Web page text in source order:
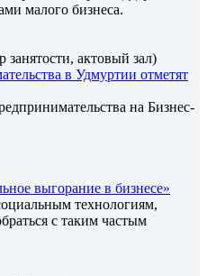
малого бизнеса.
занятости, актовый зал)
в Удмуртии отметят
на Бизнес-
выгорание в бизнесе»
технологиям,
с таким частым